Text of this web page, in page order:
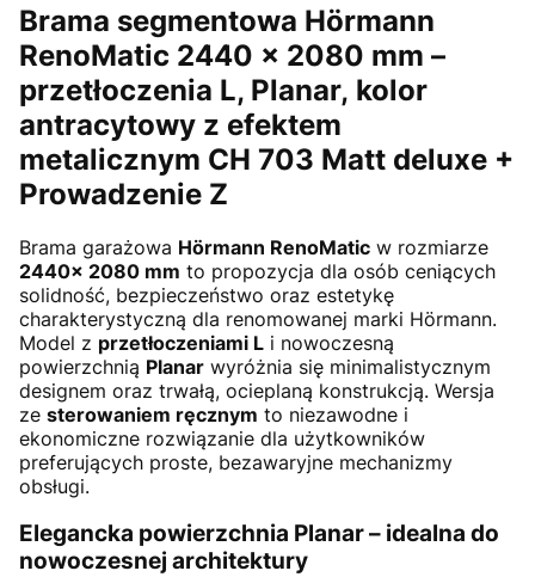
Brama segmentowa Hörmann
RenoMatic 2440 × 2080 mm –
przetłoczenia L, Planar, kolor
antracytowy z efektem
metalicznym CH 703 Matt deluxe +
Prowadzenie Z
Brama garażowa Hörmann RenoMatic w rozmiarze
2440× 2080 mm to propozycja dla osób ceniących
solidność, bezpieczeństwo oraz estetykę
charakterystyczną dla renomowanej marki Hörmann.
Model z przetłoczeniami L i nowoczesną
powierzchnią Planar wyróżnia się minimalistycznym
designem oraz trwałą, ocieplaną konstrukcją. Wersja
ze sterowaniem ręcznym to niezawodne i
ekonomiczne rozwiązanie dla użytkowników
preferujących proste, bezawaryjne mechanizmy
obsługi.
Elegancka powierzchnia Planar – idealna do
nowoczesnej architektury